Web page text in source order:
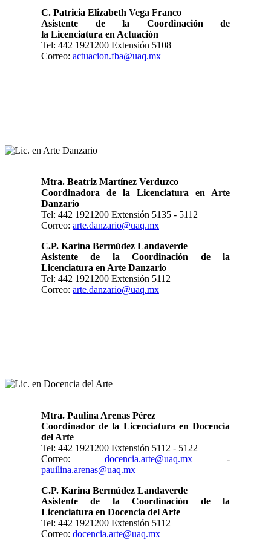
C. Patricia Elizabeth Vega Franco
Asistente de la Coordinación de
la Licenciatura en Actuación
Tel: 442 1921200 Extensión 5108
Correo: actuacion.fba@uaq.mx
Mtra. Beatriz Martínez Verduzco
Coordinadora de la Licenciatura en Arte
Danzario
Tel: 442 1921200 Extensión 5135 - 5112
Correo: arte.danzario@uaq.mx
C.P. Karina Bermúdez Landaverde
Asistente de la Coordinación de la
Licenciatura en Arte Danzario
Tel: 442 1921200 Extensión 5112
Correo: arte.danzario@uaq.mx
Mtra. Paulina Arenas Pérez
Coordinador de la Licenciatura en Docencia
del Arte
Tel: 442 1921200 Extensión 5112 - 5122
Correo: docencia.arte@uaq.mx -
pauilina.arenas@uaq.mx
C.P. Karina Bermúdez Landaverde
Asistente de la Coordinación de la
Licenciatura en Docencia del Arte
Tel: 442 1921200 Extensión 5112
Correo: docencia.arte@uaq.mx